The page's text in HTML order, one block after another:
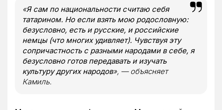
«Я сам по национальности считаю себя
татарином. Но если взять мою родословную:
безусловно, есть и русские, и российские
немцы (что многих удивляет). Чувствуя эту
сопричастность с разными народами в себе, я
безусловно готов передавать и изучать
культуру других народов», — объясняет
Камиль.